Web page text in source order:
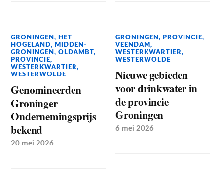
GRONINGEN,
HET
HOGELAND, MIDDEN-
GRONINGEN,OLDAMBT,
PROVINCIE,
WESTERKWARTIER,
WESTERWOLDE
Genomineerden
Groninger
Ondernemingsprijs
bekend
20 mei 2026
GRONINGEN, PROVINCIE,
VEENDAM,
WESTERKWARTIER,
WESTERWOLDE
Nieuwe gebieden
voor drinkwater in
de provincie
Groningen
6 mei 2026